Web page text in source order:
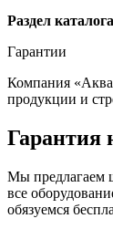
Раздел
Гарантии
Компания
продукции и
Гарантия
Мы предлагаем
все
обязуемся